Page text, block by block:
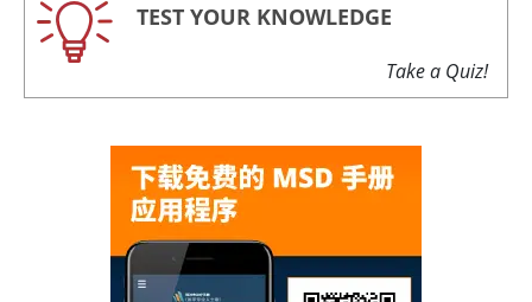
TEST YOUR KNOWLEDGE
Take a Quiz!